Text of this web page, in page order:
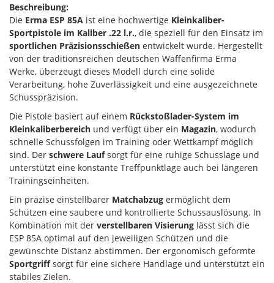
Beschreibung:
Die Erma ESP 85A ist eine hochwertige Kleinkaliber-
Sportpistole im Kaliber .22 l.r., die speziell für den Einsatz im
sportlichen Präzisionsschießen entwickelt wurde. Hergestellt
von der traditionsreichen deutschen Waffenfirma Erma
Werke, überzeugt dieses Modell durch eine solide
Verarbeitung, hohe Zuverlässigkeit und eine ausgezeichnete
Schusspräzision.
Die Pistole basiert auf einem Rückstoßlader-System im
Kleinkaliberbereich und verfügt über ein Magazin, wodurch
schnelle Schussfolgen im Training oder Wettkampf möglich
sind. Der schwere Laufsorgt für eine ruhige Schusslage und
unterstützt eine konstante Treffpunktlage auch bei längeren
Trainingseinheiten.
Ein präzise einstellbarer Matchabzug ermöglicht dem
Schützen eine saubere und kontrollierte Schussauslösung. In
Kombination mit der verstellbaren Visierung lässt sich die
ESP 85A optimal auf den jeweiligen Schützen und die
gewünschte Distanz abstimmen. Der ergonomisch geformte
Sportgriffsorgt für eine sichere Handlage und unterstützt ein
stabiles Zielen.